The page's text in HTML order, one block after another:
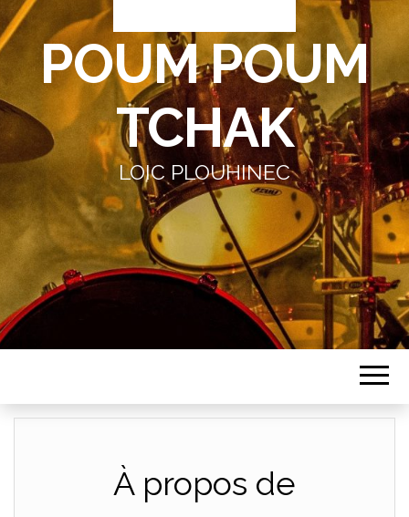
POUM POUM
TCHAK
LOIC PLOUHINEC
À propos de